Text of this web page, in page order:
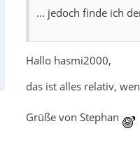
... jedoch finde ich
Hallo hasmi2000,
das ist alles relativ,
Grüße von Stephan